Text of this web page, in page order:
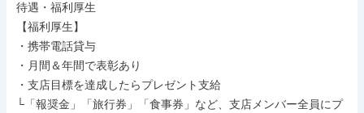
待遇・福利厚生
【福利厚生】
・携帯電話貸与
・月間＆年間で表彰あり
・支店目標を達成したらプレゼント支給
└「報奨金」「旅行券」「食事券」など、支店メンバー全員にプ